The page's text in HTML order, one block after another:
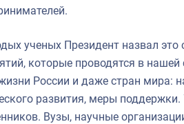
ученых Президент назвал
которые проводятся в нашей
России и даже стран мира:
развития, меры
Вузы, научные